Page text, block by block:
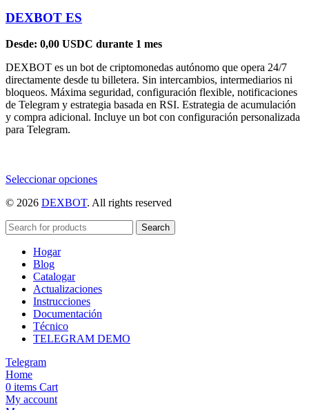
DEXBOT ES
Desde: 0,00 USDC durante 1 mes
DEXBOT es un bot de criptomonedas autónomo que opera 24/7
directamente desde tu billetera. Sin intercambios, intermediarios ni
bloqueos. Máxima seguridad, configuración flexible, notificaciones
de Telegram y estrategia basada en RSI. Estrategia de acumulación
y compra adicional. Incluye un bot con configuración personalizada
para Telegram.
Seleccionar opcionesEste
tiene
elegir
la
de
© 2026 DEXBOT. All rights reserved
Search
Hogar
Blog
Catalogar
Actualizaciones
Instrucciones
Documentación
Técnico
TELEGRAM DEMO
Telegram
Home
0 items Cart
My account